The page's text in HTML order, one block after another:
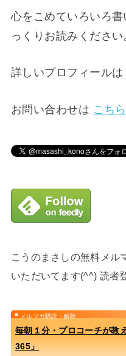
心をこめていろいろ
っくりお読みください
詳しいプロフィール
お問い合わせは こちら
こうのまさしの無料メル
いただいてます(^^) 読者
メルマガ購読・解除
毎朝１分・プロコーチが教
365」